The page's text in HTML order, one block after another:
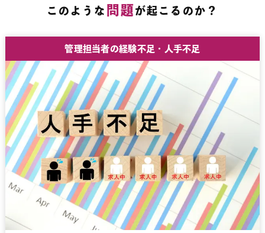
このような 問題 が起こるのか？
管理担当者の経験不足・人手不足